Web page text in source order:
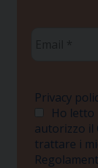
Privacy
Ho
autorizzo il
trattare i